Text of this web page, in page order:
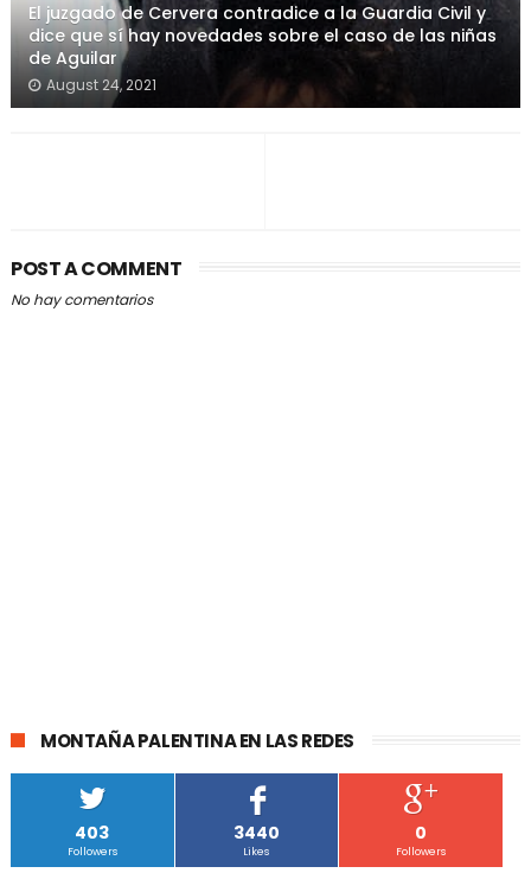
El juzgado de Cervera contradice a la Guardia Civil y
dice que sí hay novedades sobre el caso de las niñas
de Aguilar
August 24, 2021
POST A COMMENT
No hay comentarios
MONTAÑA PALENTINA EN LAS REDES
403
Followers
3440
Likes
0
Followers